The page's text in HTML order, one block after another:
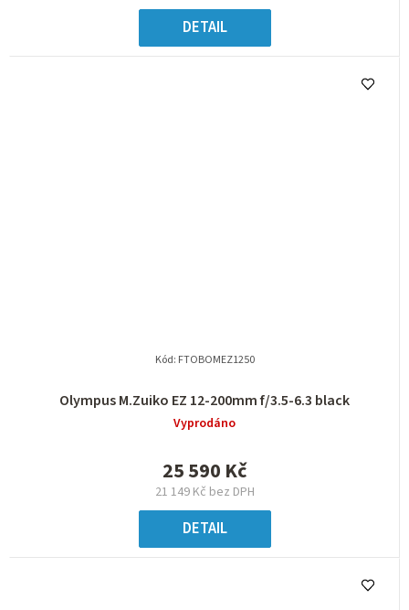
DETAIL
Olympus M.Zuiko EZ 12-200mm f/3.5-6.3 black
Vyprodáno
21 149 Kč bez DPH
25 590 Kč
DETAIL
Kód: FTOBOMEZ1250